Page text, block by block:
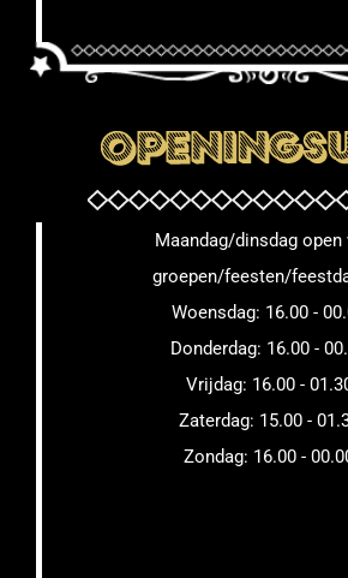
Maandag/dinsdag open
groepen/feesten/
Woensdag: 16.00 -
Donderdag: 16.00 -
Vrijdag: 16.00 -
Zaterdag: 15.00 -
Zondag: 16.00 -